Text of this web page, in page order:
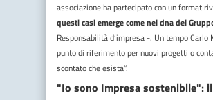
associazione ha partecipato con un format
questi casi emerge come nel dna del
Responsabilità d’impresa -. Un tempo
punto di riferimento per nuovi progetti o
scontato che esista”.
"Io sono Impresa sostenibile":